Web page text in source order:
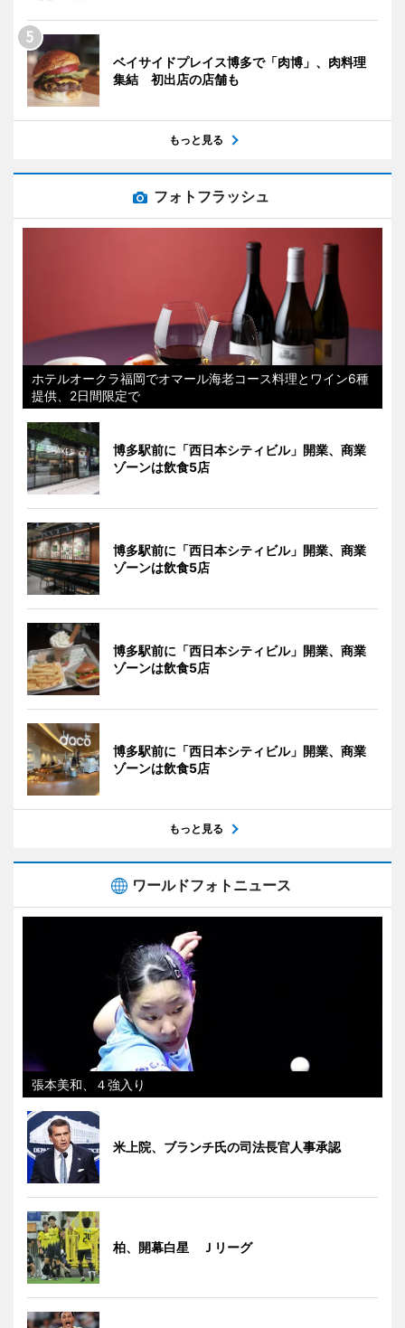
ベイサイドプレイス博多で「肉博」、肉料理
集結 初出店の店舗も
もっと見る
フォトフラッシュ
ホテルオークラ福岡でオマール海老コース料理とワイン6種
提供、2日間限定で
博多駅前に「西日本シティビル」開業、商業
ゾーンは飲食5店
博多駅前に「西日本シティビル」開業、商業
ゾーンは飲食5店
博多駅前に「西日本シティビル」開業、商業
ゾーンは飲食5店
博多駅前に「西日本シティビル」開業、商業
ゾーンは飲食5店
もっと見る
ワールドフォトニュース
張本美和、４強入り
米上院、ブランチ氏の司法長官人事承認
柏、開幕白星 Ｊリーグ